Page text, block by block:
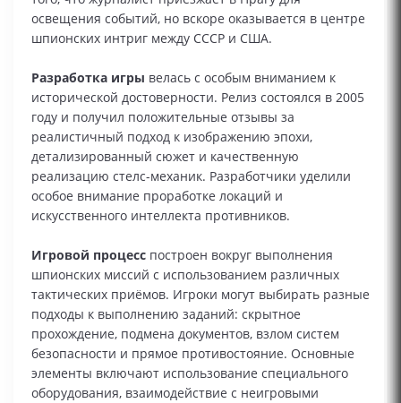
освещения событий, но вскоре оказывается в центре
шпионских интриг между СССР и США.
Разработка игры велась с особым вниманием к
исторической достоверности. Релиз состоялся в 2005
году и получил положительные отзывы за
реалистичный подход к изображению эпохи,
детализированный сюжет и качественную
реализацию стелс-механик. Разработчики уделили
особое внимание проработке локаций и
искусственного интеллекта противников.
Игровой процесс построен вокруг выполнения
шпионских миссий с использованием различных
тактических приёмов. Игроки могут выбирать разные
подходы к выполнению заданий: скрытное
прохождение, подмена документов, взлом систем
безопасности и прямое противостояние. Основные
элементы включают использование специального
оборудования, взаимодействие с неигровыми